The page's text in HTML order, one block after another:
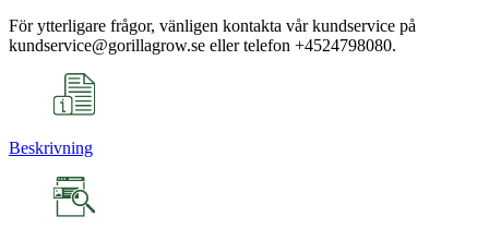
För ytterligare frågor, vänligen kontakta vår kundservice på
kundservice@gorillagrow.se eller telefon +4524798080.
Beskrivning